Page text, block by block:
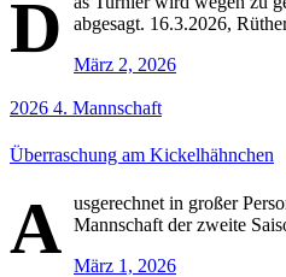
D
abgesagt. 16.3.2026,
März 2, 2026
2026 4. Mannschaft
Überraschung am Kickelhähnchen
A usgerechnet in großer
Mannschaft der zweite
März 1, 2026